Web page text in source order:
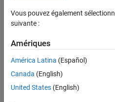
Infrastructure et architecture
Gestion des programmes
Actuellement,
aucune
offre
d'emploi
Vous pouvez également
suivante :
Amériques
América Latina (Español)
Canada (English)
United States (English)